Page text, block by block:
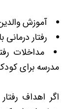
آموزش
رفتار
مداخلات
مدرسه برای
اگر اهداف